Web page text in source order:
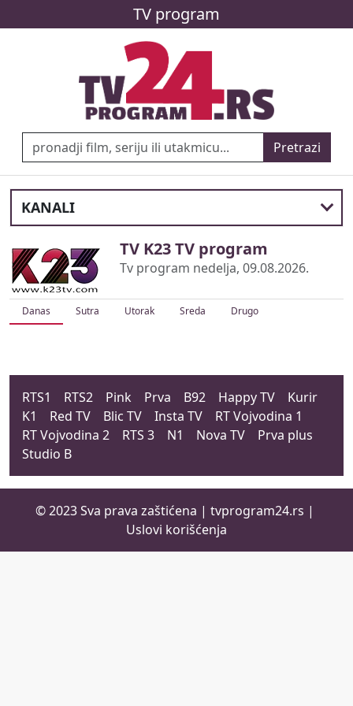
TV program
Pretrazi
KANALI
TV K23 TV program
Tv program nedelja, 09.08.2026.
Danas Sutra Utorak Sreda Drugo
RTS1 RTS2 Pink Prva B92 Happy TV
Kurir
K1
Red TV Blic TV Insta TV
RT Vojvodina 1
RT Vojvodina 2
RTS 3 N1 Nova TV
Prva plus
Studio B
© 2023 Sva prava zaštićena | tvprogram24.rs |
Uslovi korišćenja